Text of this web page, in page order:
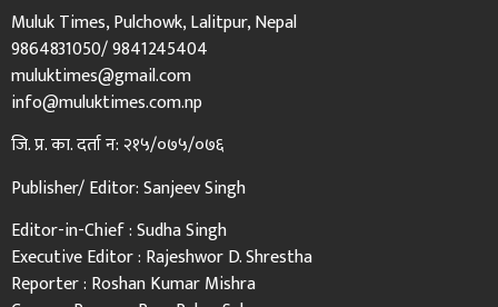
Muluk Times, Pulchowk, Lalitpur, Nepal
9864831050/ 9841245404
muluktimes@gmail.com
info@muluktimes.com.np
जि. प्र. का. दर्ता न: २१५/०७५/०७६
Publisher/ Editor: Sanjeev Singh
Editor-in-Chief : Sudha Singh
Executive Editor : Rajeshwor D. Shrestha
Reporter : Roshan Kumar Mishra